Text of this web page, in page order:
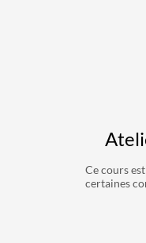
Ce cours
certaines